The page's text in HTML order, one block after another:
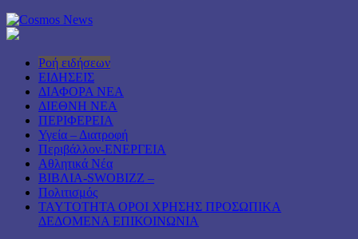
Ροή ειδήσεων
ΕΙΔΗΣΕΙΣ
ΔΙΑΦΟΡΑ ΝΕΑ
ΔΙΕΘΝΗ ΝΕΑ
ΠΕΡΙΦΕΡΕΙΑ
Υγεία – Διατροφή
Περιβάλλον-ΕΝΕΡΓΕΙΑ
Αθλητικά Νέα
ΒΙΒΛΙΑ-SWOBIZZ –
Πολιτισμός
TAYTOTHTA ΟΡΟΙ ΧΡΗΣΗΣ ΠΡΟΣΩΠΙΚΑ
ΔΕΔΟΜΕΝΑ ΕΠΙΚΟΙΝΩΝΙΑ